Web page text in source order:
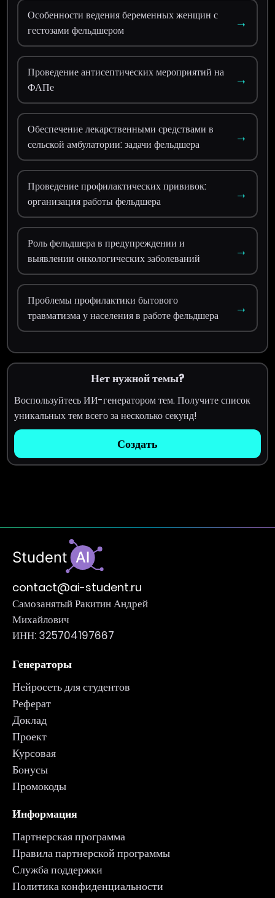
Особенности ведения беременных женщин с
гестозами фельдшером
→
Проведение антисептических мероприятий на
ФАПе
→
Обеспечение лекарственными средствами в
сельской амбулатории: задачи фельдшера
→
Проведение профилактических прививок:
организация работы фельдшера
→
Роль фельдшера в предупреждении и
выявлении онкологических заболеваний
→
Проблемы профилактики бытового
травматизма у населения в работе фельдшера
→
Нет нужной темы?
Воспользуйтесь ИИ-генератором тем. Получите список
уникальных тем всего за несколько секунд!
Создать
contact@ai-student.ru
Самозанятый Ракитин Андрей
Михайлович
ИНН: 325704197667
Генераторы
Нейросеть для студентов
Реферат
Доклад
Проект
Курсовая
Бонусы
Промокоды
Информация
Партнерская программа
Правила партнерской программы
Служба поддержки
Политика конфиденциальности